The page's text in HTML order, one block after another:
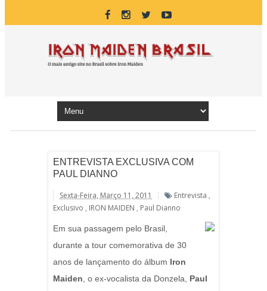
ENTREVISTA EXCLUSIVA COM
PAUL DIANNO
Sexta-Feira, Março 11, 2011 Entrevista ,
Exclusivo , IRON MAIDEN , Paul Dianno
Em sua passagem pelo Brasil,
durante a tour comemorativa de 30
anos de lançamento do álbum Iron
Maiden , o ex-vocalista da Donzela, Paul